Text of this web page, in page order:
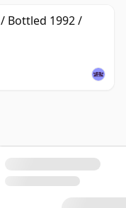
Bottled 1992 /